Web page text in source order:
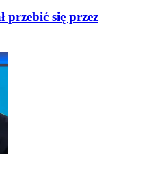
przebić się przez